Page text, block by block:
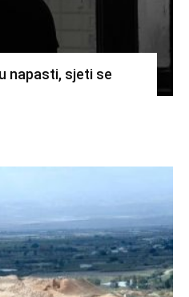
napasti, sjeti se